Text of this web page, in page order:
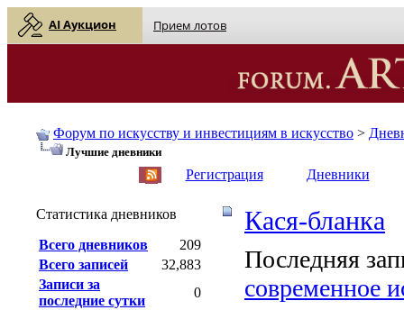
AI Аукцион Прием лотов
Форум по искусству и инвестициям в искусство >
Лучшие дневники
Регистрация Дневники
Кася-бланка
Последняя
современное
Статистика дневников
Всего дневников
209
Всего записей
32,883
Записи за
последние сутки
0